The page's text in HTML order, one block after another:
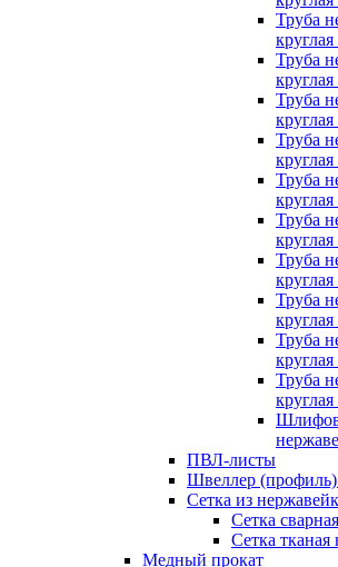
Труба
Труба
Труба
Труба
Труба
Труба
Труба
Труба
Труба
Труба
ПВЛ-листы
Швеллер
Сетка из
Сетка
Сетка
Медный прокат